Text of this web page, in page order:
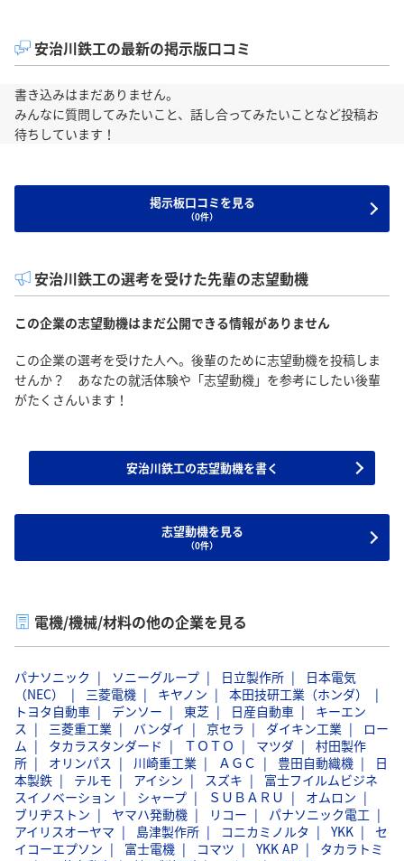
安治川鉄工の最新の掲示版口コミ
書き込みはまだありません。
みんなに質問してみたいこと、話し合ってみたいことなど投稿お
待ちしています！
掲示板口コミを見る
（0件）
安治川鉄工の選考を受けた先輩の志望動機
この企業の志望動機はまだ公開できる情報がありません
この企業の選考を受けた人へ。後輩のために志望動機を投稿しま
せんか？ あなたの就活体験や「志望動機」を参考にしたい後輩
がたくさんいます！
安治川鉄工の志望動機を書く
志望動機を見る
（0件）
電機/機械/材料の他の企業を見る
パナソニック ソニーグループ 日立製作所
日本電気
（NEC）
三菱電機 キヤノン
本田技研工業（ホンダ）
トヨタ自動車
デンソー 東芝 日産自動車
キーエン
ス
三菱重工業 バンダイ 京セラ ダイキン工業
ロー
ム
タカラスタンダード ＴＯＴＯ マツダ
村田製作
所
オリンパス 川崎重工業 ＡＧＣ 豊田自動織機
日
本製鉄
テルモ アイシン スズキ
富士フイルムビジネ
スイノベーション
シャープ ＳＵＢＡＲＵ
オムロン
ブリヂストン
ヤマハ発動機 リコー
パナソニック電工
アイリスオーヤマ
島津製作所 コニカミノルタ YKK
セ
イコーエプソン
富士電機 コマツ YKK AP
タカラトミ